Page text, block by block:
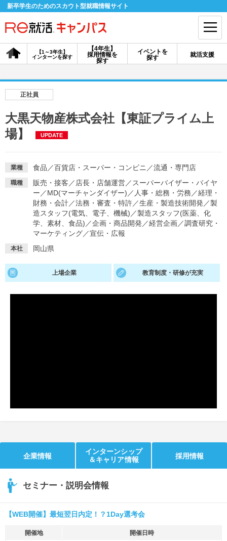
新卒学生のためのスカウト型就職情報サイト
【4年生】
採用情報を
探す
【1～3年生】
インターンを探す
イベントを
探す
就活支援
会員登録 ログイン
イベントを探す スカウト お知らせ
就活ノウハウ・サポート
就活支援
適職診断 就活チャンネル
正社員
大黒天物産株式会社【東証プライム上
場】
UPDATE
業種 食品 ／百貨店・スーパー・コンビニ ／流通・専門店
職種 販売・接客 ／ 店長・店舗運営／ スーパーバイザー・バイヤ
ー ／MD(マーチャンダイザー) ／ 人事・総務・労務 ／経理・
財務・会計／法務・審査・特許／生産・製造技術開発 ／製
造スタッフ(電気、電子、機械) ／製造スタッフ(医薬、化
学、素材、食品) ／企画・商品開発 ／経営企画／調査研究・
マーケティング／宣伝・広報
本社 岡山県
上場企業 教育制度・研修が充実
企業情報
インターンシップ
＆キャリア情報
採用情報
セミナー・説明会情報
【WEB開催】最短翌日内定！？1Day選考会
開催地 開催日時